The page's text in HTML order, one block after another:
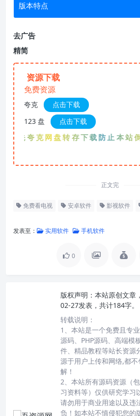
版本特点
去广告
精简
资源下载
免费资源
夸克
点击下载
123 盘
点击下载
夸克网盘转存下载防止本站倒闭
正文完
免费看电视 安卓软件 影视软件
发表至： 实用软件 手机软件
0
版权声明： 本站原创文章
02-27发表，共计184字。
转载说明：
1、本站是一个免费且专
源码、PHP源码、高端模
件、精品教程等站长资源
源于用户上传和网络,都
解！
2、本站所有源码资源（
习资料等）仅供研究学习
请勿用于商业用途以及违
负！如本站不慎侵犯您的